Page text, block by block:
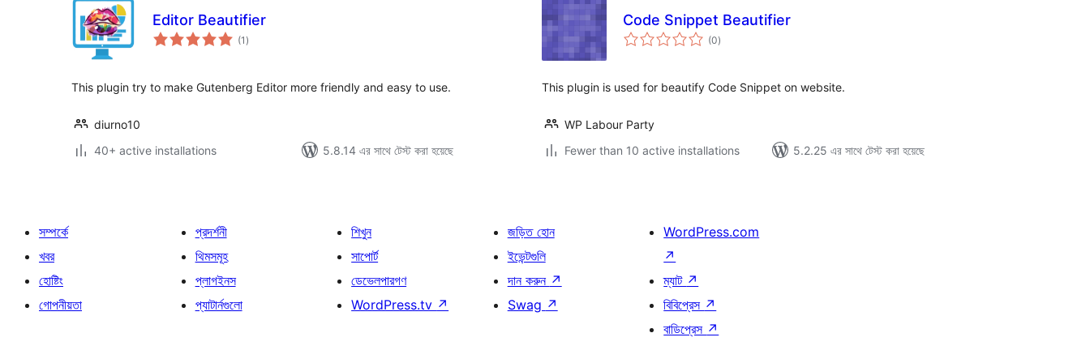
Editor Beautifier
(1 total
ratings
)
This plugin try to make Gutenberg Editor more friendly and easy to use.
diurno10
40+ active installations
5.8.14 এর সাথে টেস্ট করা হয়েছে
Code Snippet Beautifier
(0total
ratings
)
This plugin is used for beautify Code Snippet on website.
WP Labour Party
Fewer than 10 active installations
5.2.25 এর সাথে টেস্ট করা হয়েছে
সম্পর্কে
খবর
হোষ্টিং
গোপনীয়তা
প্রদর্শনী
থিমসমূহ
প্লাগইনস
প্যাটার্নগুলো
শিখুন
সাপোর্ট
ডেভেলপারগণ
WordPress.tv ↗
জড়িত হোন
ইভেন্টগুলি
দান করুন ↗
Swag ↗
WordPress.com
↗
ম্যাট ↗
বিবিপ্রেস ↗
বাডিপ্রেস ↗